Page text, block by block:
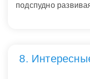
подспудно
8.